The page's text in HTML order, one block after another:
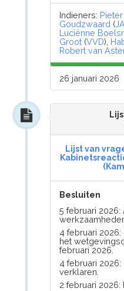
Indieners:
Goudzwaard (
Luciënne
Groot (VVD),
Robert van
26 januari 2026
Lijst van
Besluiten
5 februari
4 februari
het
februari 2026.
4 februari
verklaren.
2 februari 2026: